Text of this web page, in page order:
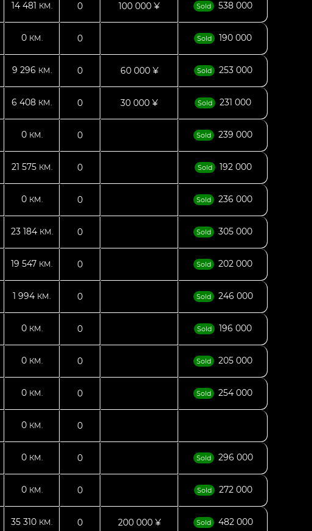
14 481 КМ. 0 100 000 ¥ Sold 538 000
0 КМ. 0 Sold 190 000
9 296 КМ. 0 60 000 ¥ Sold 253 000
6 408 КМ. 0 30 000 ¥ Sold 231 000
0 КМ. 0 Sold 239 000
21 575 КМ. 0 Sold 192 000
0 КМ. 0 Sold 236 000
23 184 КМ. 0 Sold 305 000
19 547 КМ. 0 Sold 202 000
1 994 КМ. 0 Sold 246 000
0 КМ. 0 Sold 196 000
0 КМ. 0 Sold 205 000
0 КМ. 0 Sold 254 000
0 КМ. 0
0 КМ. 0 Sold 296 000
0 КМ. 0 Sold 272 000
35 310 КМ. 0 200 000 ¥ Sold 482 000